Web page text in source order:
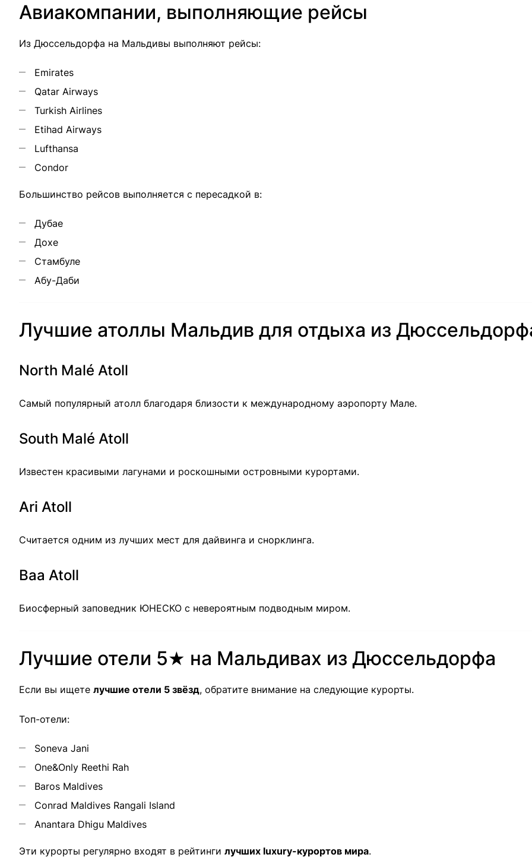
Авиакомпании, выполняющие рейсы
Из Дюссельдорфа на Мальдивы выполняют рейсы:
Emirates
Qatar Airways
Turkish Airlines
Etihad Airways
Lufthansa
Condor
Большинство рейсов выполняется с пересадкой в:
Дубае
Дохе
Стамбуле
Абу-Даби
Лучшие атоллы Мальдив для отдыха из
North Malé Atoll
Самый популярный атолл благодаря близости к международному аэропорту Мале.
South Malé Atoll
Известен красивыми лагунами и роскошными островными курортами.
Ari Atoll
Считается одним из лучших мест для дайвинга и снорклинга.
Baa Atoll
Биосферный заповедник ЮНЕСКО с невероятным подводным миром.
Лучшие отели 5★ на Мальдивах из Дюссельдорфа
Если вы ищете лучшие отели 5 звёзд, обратите внимание на следующие курорты.
Топ-отели:
Soneva Jani
One&Only Reethi Rah
Baros Maldives
Conrad Maldives Rangali Island
Anantara Dhigu Maldives
Эти курорты регулярно входят в рейтинги лучших luxury-курортов мира.